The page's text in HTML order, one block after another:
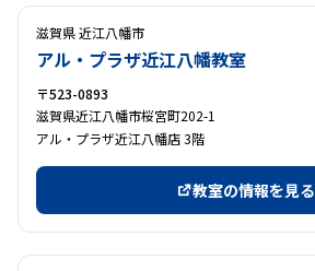
滋賀県 近江八幡市
アル・プラザ近江八幡教室
〒523-0893
滋賀県近江八幡市桜宮町202-1
アル・プラザ近江八幡店 3階
教室の情報を見る